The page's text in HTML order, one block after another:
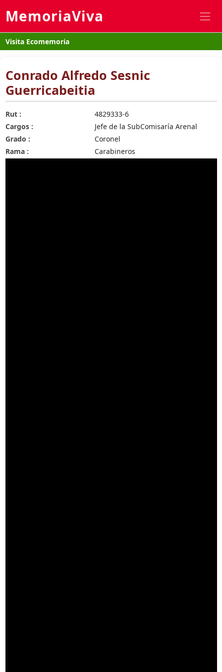
MemoriaViva
Visita Ecomemoria
Conrado Alfredo Sesnic
Guerricabeitia
Rut :
4829333-6
Cargos :
Jefe de la SubComisaría Arenal
Grado :
Coronel
Rama :
Carabineros